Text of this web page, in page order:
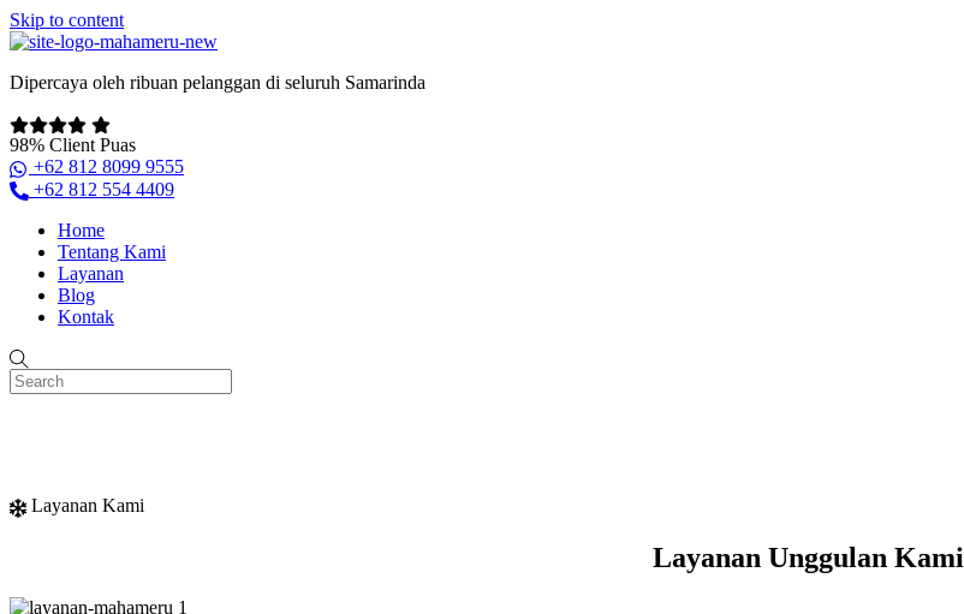
Skip to content
Dipercaya oleh ribuan pelanggan di seluruh Samarinda
98% Client Puas
+62 812 8099 9555
+62 812 554 4409
Home
Tentang Kami
Layanan
Blog
Kontak
Layanan Kami
Layanan Unggulan Kami